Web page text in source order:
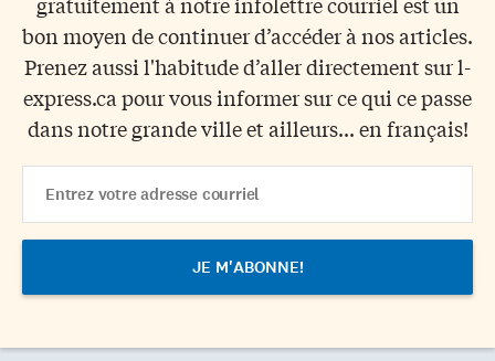
bon moyen de continuer d’accéder à nos articles.
Prenez aussi l'habitude d’aller directement sur l-
express.ca pour vous informer sur ce qui ce passe
dans notre grande ville et ailleurs... en français!
Address